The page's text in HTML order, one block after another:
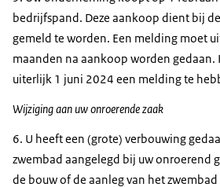
bedrijfspand. Deze aankoop dient bij
gemeld te worden. Een melding moet
maanden na aankoop worden gedaan.
uiterlijk 1 juni 2024 een melding te
Wijziging aan uw onroerende zaak
6. U heeft een (grote) verbouwing
zwembad aangelegd bij uw onroerend
de bouw of de aanleg van het